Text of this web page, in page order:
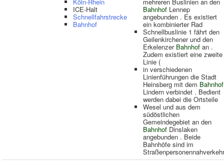
ICE-Halt
Schnellfahrstrecke
Bahnhof
Bahnhof Lennep
angebunden . Es existiert
ein kombinierter Rad
Schnellbuslinie 1 fährt den
Geilenkirchener und den
Erkelenzer Bahnhof an .
Zudem existiert eine zweite
Linie (
in verschiedenen
Linienführungen die Stadt
Heinsberg mit dem Bahnhof
Lindern verbindet . Bedient
werden dabei die Ortsteile
Wesel und aus dem
südöstlichen
Gemeindegebiet an den
Bahnhof Dinslaken
angebunden . Beide
Bahnhöfe sind im
Straßenpersonennahverkehr